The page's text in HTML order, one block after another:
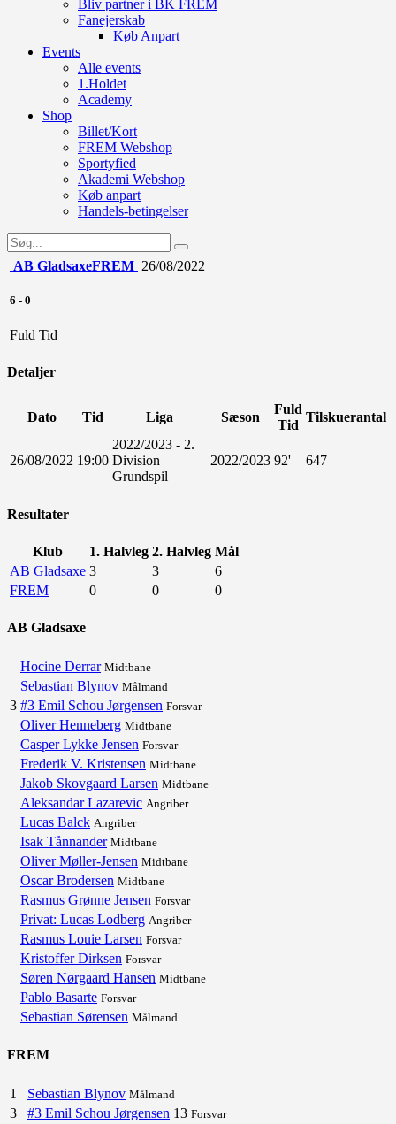
Bliv partner i BK FREM
Fanejerskab
Køb Anpart
Events
Alle events
1.Holdet
Academy
Shop
Billet/Kort
FREM Webshop
Sportyfied
Akademi Webshop
Køb anpart
Handels-betingelser
AB GladsaxeFREM 26/08/2022
6 - 0
Fuld Tid
Detaljer
Dato Tid Liga Sæson
Fuld
Tid
Tilskuerantal
26/08/2022 19:00
2022/2023 - 2.
Division
Grundspil
2022/2023 92' 647
Resultater
Klub 1. Halvleg 2. Halvleg Mål
AB Gladsaxe 3 3
6
FREM
0 0 0
AB Gladsaxe
Hocine Derrar Midtbane
Sebastian Blynov Målmand
3 #3 Emil Schou Jørgensen Forsvar
Oliver Henneberg Midtbane
Casper Lykke Jensen Forsvar
Frederik V. Kristensen Midtbane
Jakob Skovgaard Larsen Midtbane
Aleksandar Lazarevic Angriber
Lucas Balck Angriber
Isak Tånnander Midtbane
Oliver Møller-Jensen Midtbane
Oscar Brodersen Midtbane
Rasmus Grønne Jensen Forsvar
Privat: Lucas Lodberg Angriber
Rasmus Louie Larsen Forsvar
Kristoffer Dirksen Forsvar
Søren Nørgaard Hansen Midtbane
Pablo Basarte Forsvar
Sebastian Sørensen Målmand
FREM
1 Sebastian Blynov Målmand
3 #3 Emil Schou Jørgensen 13 Forsvar